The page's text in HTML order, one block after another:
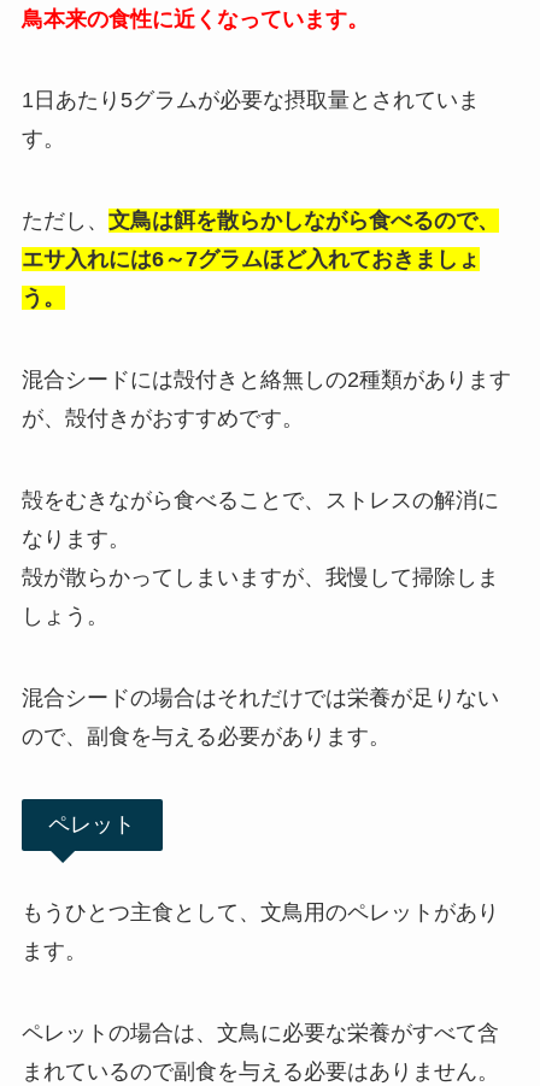
鳥本来の食性に近くなっています。
1日あたり5グラムが必要な摂取量とされていま
す。
ただし、 文鳥は餌を散らかしながら食べるので、
エサ入れには6～7グラムほど入れておきましょ
う。
混合シードには殻付きと絡無しの2種類があります
が、殻付きがおすすめです。
殻をむきながら食べることで、ストレスの解消に
なります。
殻が散らかってしまいますが、我慢して掃除しま
しょう。
混合シードの場合はそれだけでは栄養が足りない
ので、副食を与える必要があります。
ペレット
もうひとつ主食として、文鳥用のペレットがあり
ます。
ペレットの場合は、文鳥に必要な栄養がすべて含
まれているので副食を与える必要はありません。